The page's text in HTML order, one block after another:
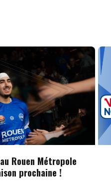
Rouen Métropole
prochaine !